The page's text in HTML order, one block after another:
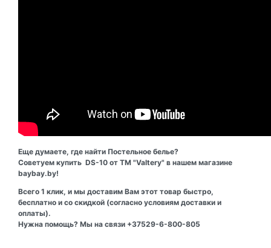
Еще думаете, где найти Постельное белье?
Советуем купить DS-10 от ТМ "Valtery" в нашем магазине
baybay.by!
Всего 1 клик, и мы доставим Вам этот товар быстро,
бесплатно и со скидкой (согласно условиям доставки и
оплаты).
Нужна помощь? Мы на связи +37529-6-800-805